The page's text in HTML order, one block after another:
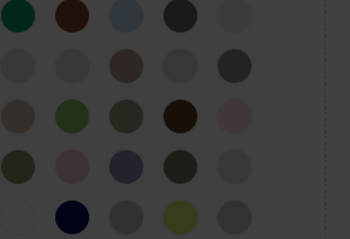
Green IvyCognac Blue FrostSlate Grey
Atmosphere
Latte Dreamscape
Elephant
Kiwi Moss-XCoffee
Army GreenPowder PinkBlue HazeTaupe
Navy Acidity